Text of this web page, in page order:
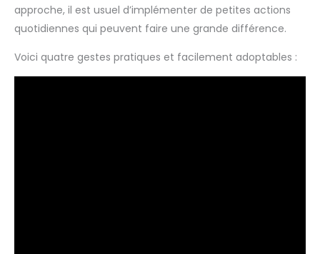
approche, il est usuel d’implémenter de petites actions
quotidiennes qui peuvent faire une grande différence.
Voici quatre gestes pratiques et facilement adoptables :